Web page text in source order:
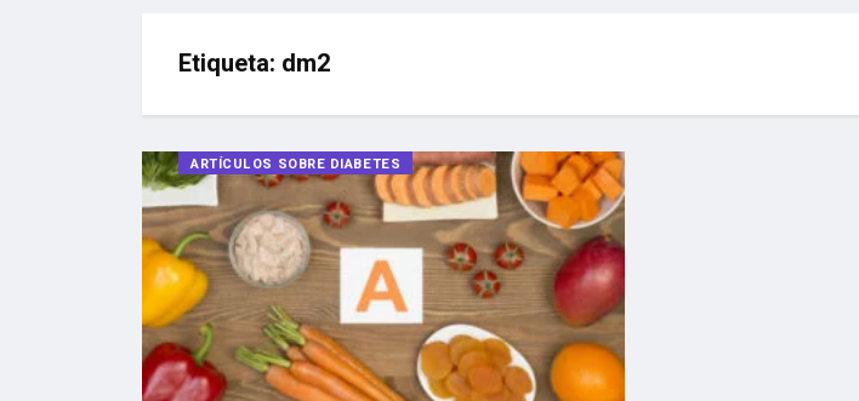
Etiqueta: dm2
ARTÍCULOS SOBRE DIABETES